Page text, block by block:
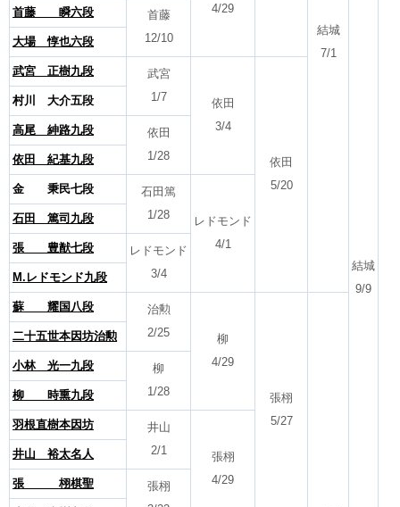
結城
7/1
結城
9/9
4/29
首藤 瞬六段
首藤
12/10
大場 惇也六段
武宮 正樹九段
武宮
1/7
依田
3/4
依田
5/20
村川 大介五段
高尾 紳路九段
依田
1/28
依田 紀基九段
金 秉民七段
石田篤
1/28
レドモンド
4/1
石田 篤司九段
張 豊猷七段
レドモンド
3/4
M.レドモンド九段
蘇 耀国八段
治勲
2/25
柳
4/29
張栩
5/27
二十五世本因坊治勲
小林 光一九段
柳
1/28
柳 時熏九段
羽根直樹本因坊
井山
2/1
張栩
4/29
井山 裕太名人
張 栩棋聖
張栩